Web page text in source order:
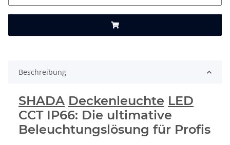
Beschreibung
SHADA Deckenleuchte LED
CCT IP66: Die ultimative
Beleuchtungslösung für Profis